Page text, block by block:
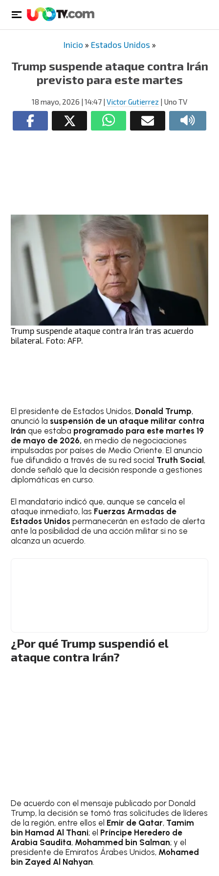
Inicio » Estados Unidos »
Trump suspende ataque contra Irán
previsto para este martes
18 mayo, 2026 | 14:47 | Victor Gutierrez | Uno TV
Trump suspende ataque contra Irán tras acuerdo
bilateral. Foto: AFP.
El presidente de Estados Unidos, Donald Trump,
anunció la suspensión de un ataque militar contra
Irán que estaba programado para este martes 19
de mayo de 2026, en medio de negociaciones
impulsadas por países de Medio Oriente. El anuncio
fue difundido a través de su red social Truth Social,
donde señaló que la decisión responde a gestiones
diplomáticas en curso.
El mandatario indicó que, aunque se cancela el
ataque inmediato, las Fuerzas Armadas de
Estados Unidos permanecerán en estado de alerta
ante la posibilidad de una acción militar si no se
alcanza un acuerdo.
¿Por qué Trump suspendió el
ataque contra Irán?
De acuerdo con el mensaje publicado por Donald
Trump, la decisión se tomó tras solicitudes de líderes
de la región, entre ellos el Emir de Qatar, Tamim
bin Hamad Al Thani; el Príncipe Heredero de
Arabia Saudita, Mohammed bin Salman; y el
presidente de Emiratos Árabes Unidos, Mohamed
bin Zayed Al Nahyan.